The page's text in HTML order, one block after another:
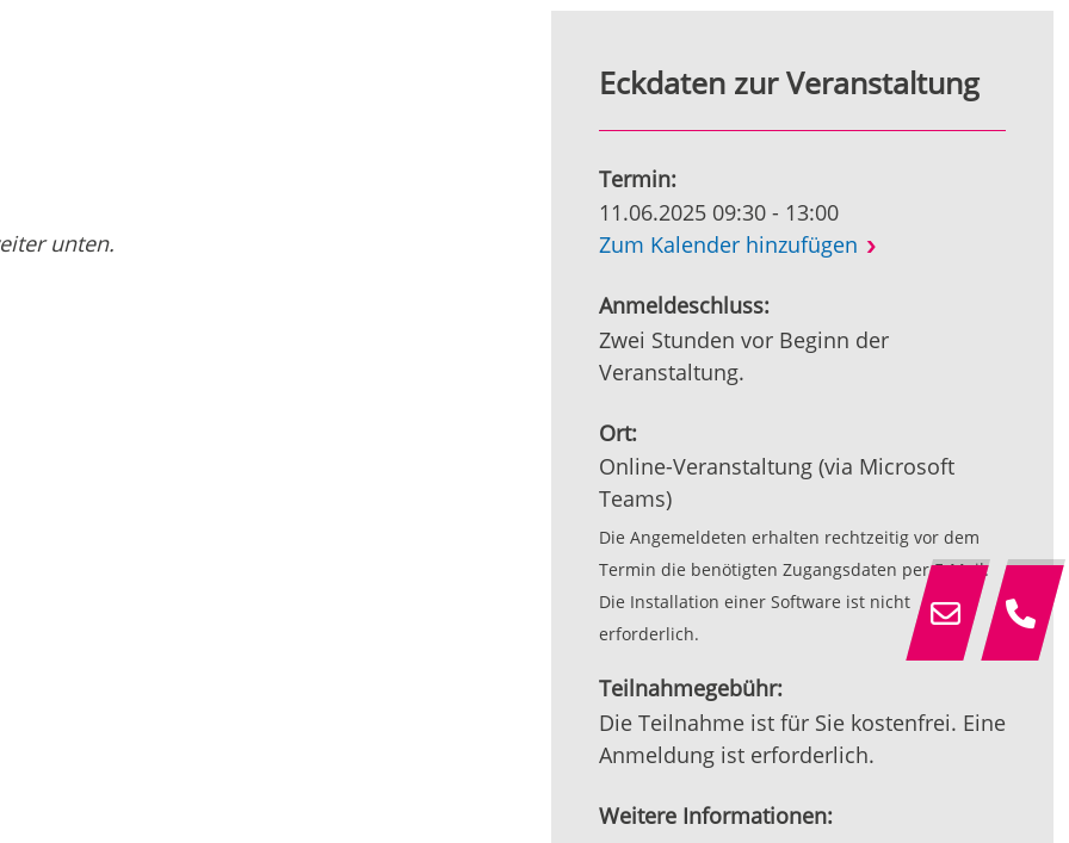
unten.
Eckdaten zur Veranstaltung
Termin:
11.06.2025 09:30 - 13:00
Zum Kalender hinzufügen
Anmeldeschluss:
Zwei Stunden vor Beginn der
Veranstaltung.
Ort:
Online-Veranstaltung (via Microsoft
Teams)
Die Angemeldeten erhalten rechtzeitig vor dem
Termin die benötigten Zugangsdaten per E-Mail.
Die Installation einer Software ist nicht
erforderlich.
Teilnahmegebühr:
Die Teilnahme ist für Sie kostenfrei. Eine
Anmeldung ist erforderlich.
Weitere Informationen: